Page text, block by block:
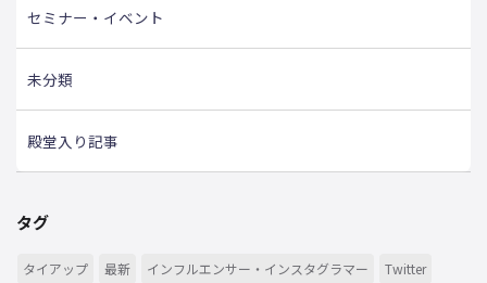
セミナー・イベント
未分類
殿堂入り記事
タグ
タイアップ 最新 インフルエンサー・インスタグラマー
Twitter